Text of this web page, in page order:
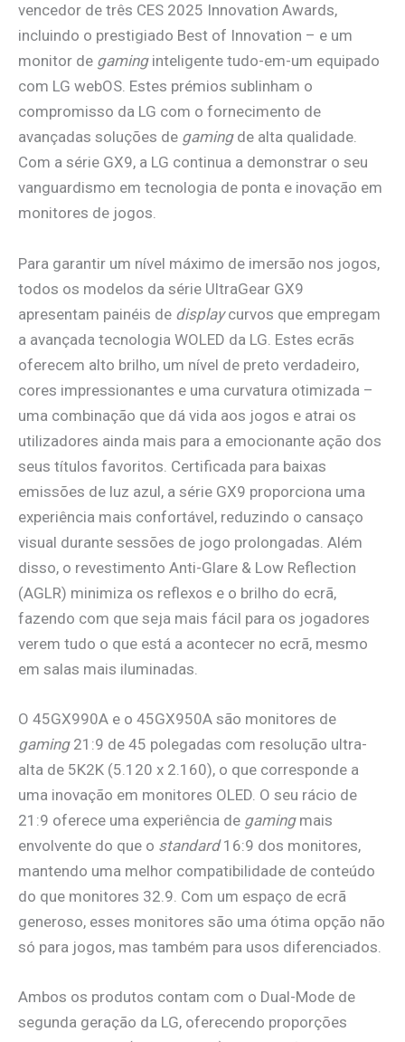
vencedor de três CES 2025 Innovation Awards,
incluindo o prestigiado Best of Innovation – e um
monitor de gaming inteligente tudo-em-um equipado
com LG webOS. Estes prémios sublinham o
compromisso da LG com o fornecimento de
avançadas soluções de gaming de alta qualidade.
Com a série GX9, a LG continua a demonstrar o seu
vanguardismo em tecnologia de ponta e inovação em
monitores de jogos.
Para garantir um nível máximo de imersão nos jogos,
todos os modelos da série UltraGear GX9
apresentam painéis de displaycurvos que empregam
a avançada tecnologia WOLED da LG. Estes ecrãs
oferecem alto brilho, um nível de preto verdadeiro,
cores impressionantes e uma curvatura otimizada –
uma combinação que dá vida aos jogos e atrai os
utilizadores ainda mais para a emocionante ação dos
seus títulos favoritos. Certificada para baixas
emissões de luz azul, a série GX9 proporciona uma
experiência mais confortável, reduzindo o cansaço
visual durante sessões de jogo prolongadas. Além
disso, o revestimento Anti-Glare & Low Reflection
(AGLR) minimiza os reflexos e o brilho do ecrã,
fazendo com que seja mais fácil para os jogadores
verem tudo o que está a acontecer no ecrã, mesmo
em salas mais iluminadas.
O 45GX990A e o 45GX950A são monitores de
gaming21:9 de 45 polegadas com resolução ultra-
alta de 5K2K (5.120 x 2.160), o que corresponde a
uma inovação em monitores OLED. O seu rácio de
21:9 oferece uma experiência de gamingmais
envolvente do que o standard16:9 dos monitores,
mantendo uma melhor compatibilidade de conteúdo
do que monitores 32.9. Com um espaço de ecrã
generoso, esses monitores são uma ótima opção não
só para jogos, mas também para usos diferenciados.
Ambos os produtos contam com o Dual-Mode de
segunda geração da LG, oferecendo proporções